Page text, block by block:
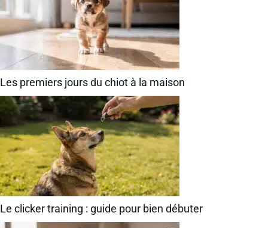
Les premiers jours du chiot à la maison
Le clicker training : guide pour bien débuter